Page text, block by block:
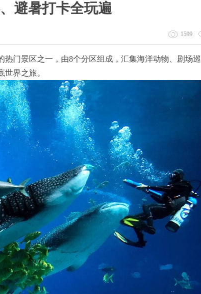
避暑打卡全玩遍
1599
门景区之一，由8个分区组成，汇集海洋动物、剧场巡
界之旅。